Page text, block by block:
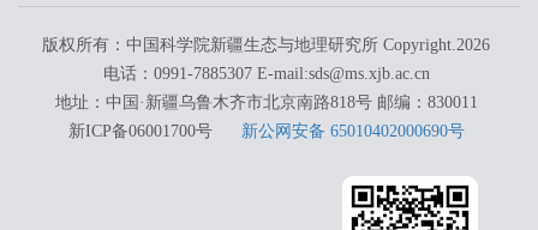
版权所有：中国科学院新疆生态与地理研究所 Copyright.2026
电话：0991-7885307 E-mail:sds@ms.xjb.ac.cn
地址：中国·新疆乌鲁木齐市北京南路818号 邮编：830011
新ICP备06001700号 新公网安备 65010402000690号